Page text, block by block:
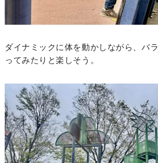
ダイナミックに体を動かしながら、バ
ってみたりと楽しそう。